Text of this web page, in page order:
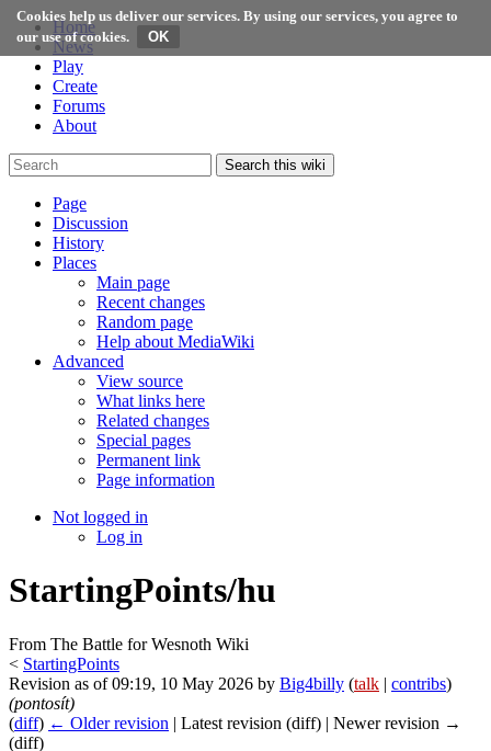
Cookies help us deliver our services. By using our services, you agree to
our use of cookies.
Home
News
Play
Create
Forums
About
Search this wiki
Page
Discussion
History
Places
Main page
Recent changes
Random page
Help about MediaWiki
Advanced
View source
What links here
Related changes
Special pages
Permanent link
Page information
Not logged in
Log in
StartingPoints/hu
From The Battle for Wesnoth Wiki
< StartingPoints
Revision as of 09:19, 10 May 2026 by Big4billy (talk | contribs)
(pontosít)
(diff) ← Older revision | Latest revision (diff) | Newer revision →
(diff)